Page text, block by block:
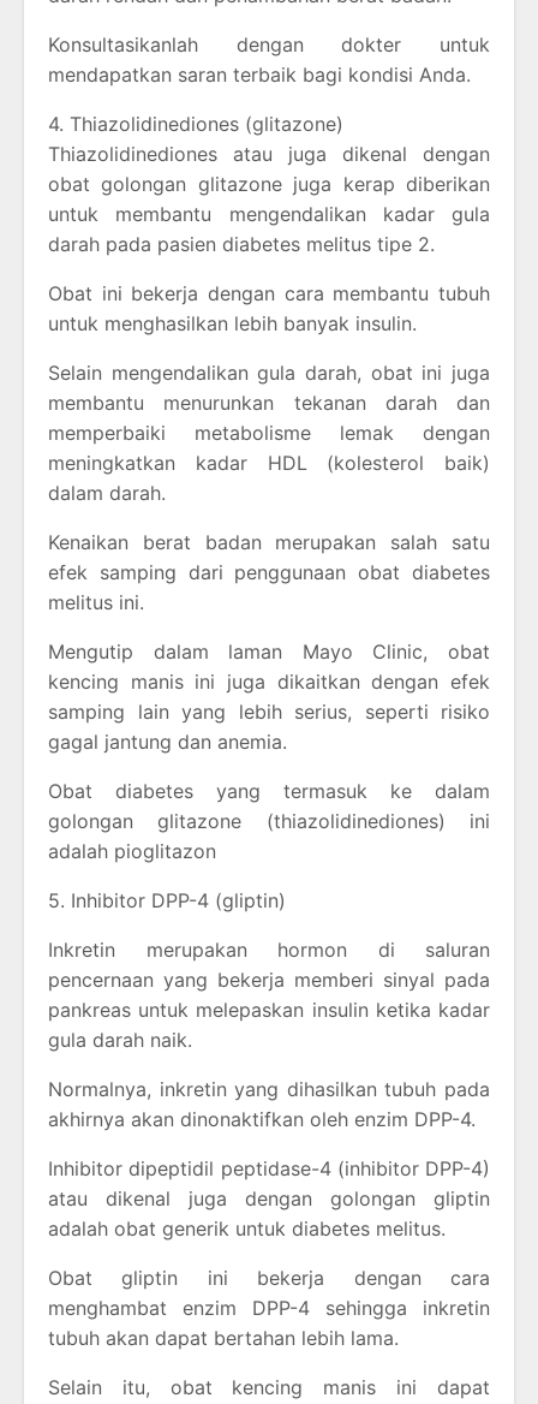
Konsultasikanlah dengan dokter untuk
mendapatkan saran terbaik bagi kondisi Anda.
4. Thiazolidinediones (glitazone)
Thiazolidinediones atau juga dikenal dengan
obat golongan glitazone juga kerap diberikan
untuk membantu mengendalikan kadar gula
darah pada pasien diabetes melitus tipe 2.
Obat ini bekerja dengan cara membantu tubuh
untuk menghasilkan lebih banyak insulin.
Selain mengendalikan gula darah, obat ini juga
membantu menurunkan tekanan darah dan
memperbaiki metabolisme lemak dengan
meningkatkan kadar HDL (kolesterol baik)
dalam darah.
Kenaikan berat badan merupakan salah satu
efek samping dari penggunaan obat diabetes
melitus ini.
Mengutip dalam laman Mayo Clinic, obat
kencing manis ini juga dikaitkan dengan efek
samping lain yang lebih serius, seperti risiko
gagal jantung dan anemia.
Obat diabetes yang termasuk ke dalam
golongan glitazone (thiazolidinediones) ini
adalah pioglitazon
5. Inhibitor DPP-4 (gliptin)
Inkretin merupakan hormon di saluran
pencernaan yang bekerja memberi sinyal pada
pankreas untuk melepaskan insulin ketika kadar
gula darah naik.
Normalnya, inkretin yang dihasilkan tubuh pada
akhirnya akan dinonaktifkan oleh enzim DPP-4.
Inhibitor dipeptidil peptidase-4 (inhibitor DPP-4)
atau dikenal juga dengan golongan gliptin
adalah obat generik untuk diabetes melitus.
Obat gliptin ini bekerja dengan cara
menghambat enzim DPP-4 sehingga inkretin
tubuh akan dapat bertahan lebih lama.
Selain itu, obat kencing manis ini dapat